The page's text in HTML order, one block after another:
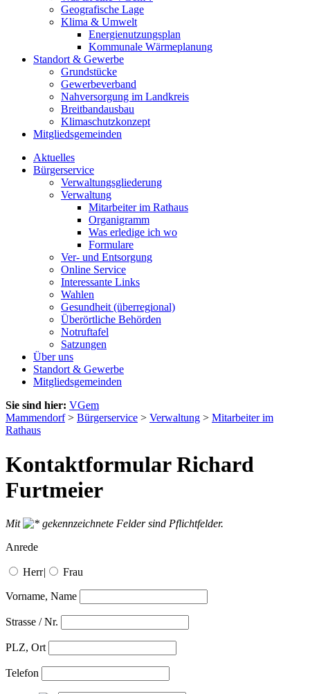
Geografische Lage
Klima & Umwelt
Energienutzungsplan
Kommunale Wärmeplanung
Standort & Gewerbe
Grundstücke
Gewerbeverband
Nahversorgung im Landkreis
Breitbandausbau
Klimaschutzkonzept
Mitgliedsgemeinden
Aktuelles
Bürgerservice
Verwaltungsgliederung
Verwaltung
Mitarbeiter im Rathaus
Organigramm
Was erledige ich wo
Formulare
Ver- und Entsorgung
Online Service
Interessante Links
Wahlen
Gesundheit (überregional)
Überörtliche Behörden
Notruftafel
Satzungen
Über uns
Standort & Gewerbe
Mitgliedsgemeinden
Sie sind hier: VGem
Mammendorf> Bürgerservice > Verwaltung > Mitarbeiter im
Rathaus
Kontaktformular Richard
Furtmeier
Mit
gekennzeichnete Felder sind Pflichtfelder.
Anrede
Herr| Frau
Vorname, Name
Strasse / Nr.
PLZ, Ort
Telefon